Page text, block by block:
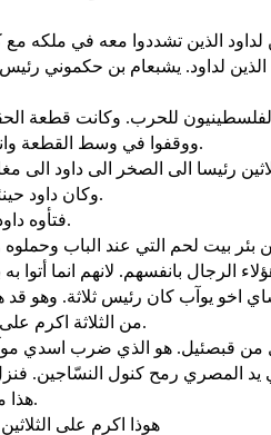
ووقفوا في وسط القطعة وانقذوها وضربوا الفلسطينيين وخلّص الرب خلاصا عظيما.
وكان داود حينئذ في الحصن. وحفظة الفلسطينيين حينئذ في بيت لحم.
فتأوه داود وقال من يسقيني ماء من بئر بيت لحم التي عند الباب.
بئر بيت لحم التي عند الباب
من الثلاثة اكرم على الاثنين وكان لهما رئيسا الا انه لم يصل الى الثلاثة الأول.
هذا ما فعله بنايا بن يهوياداع فكان له اسم بين الثلاثة الابطال.
هوذا اكرم على